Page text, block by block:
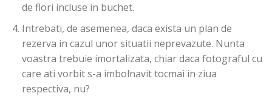
de flori incluse in buchet.
Intrebati, de asemenea, daca exista un plan de
rezerva in cazul unor situatii neprevazute. Nunta
voastra trebuie imortalizata, chiar daca fotograful cu
care ati vorbit s-a imbolnavit tocmai in ziua
respectiva, nu?